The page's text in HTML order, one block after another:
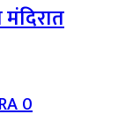
मंदिरात
0